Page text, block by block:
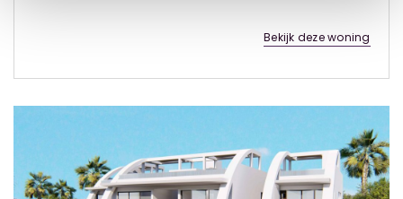
Bekijk deze woning